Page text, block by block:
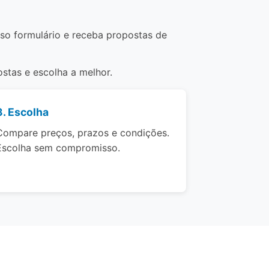
formulário e receba propostas de
e escolha a melhor.
Escolha
preços, prazos e condições.
sem compromisso.